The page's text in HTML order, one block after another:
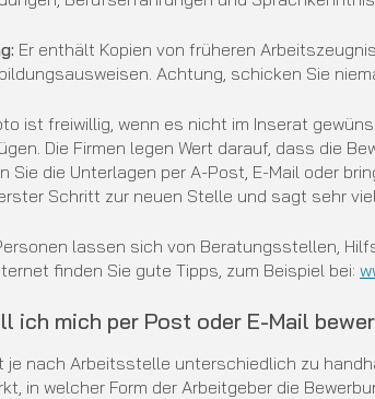
Er enthält Kopien von früheren
Achtung, schicken Sie
ist freiwillig, wenn es nicht im Inserat
Die Firmen legen Wert darauf, dass die
Sie die Unterlagen per A-Post, E-Mail oder
Schritt zur neuen Stelle und sagt sehr
lassen sich von Beratungsstellen,
finden Sie gute Tipps, zum Beispiel bei:
ich mich per Post oder E-Mail
je nach Arbeitsstelle unterschiedlich zu
in welcher Form der Arbeitgeber die